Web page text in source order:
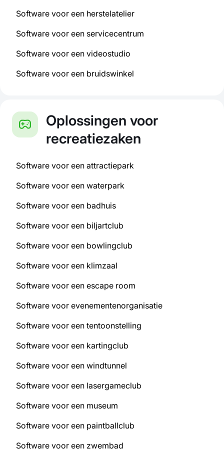
Software voor een herstelatelier
Software voor een servicecentrum
Software voor een videostudio
Software voor een bruidswinkel
Oplossingen voor
recreatiezaken
Software voor een attractiepark
Software voor een waterpark
Software voor een badhuis
Software voor een biljartclub
Software voor een bowlingclub
Software voor een klimzaal
Software voor een escape room
Software voor evenementenorganisatie
Software voor een tentoonstelling
Software voor een kartingclub
Software voor een windtunnel
Software voor een lasergameclub
Software voor een museum
Software voor een paintballclub
Software voor een zwembad